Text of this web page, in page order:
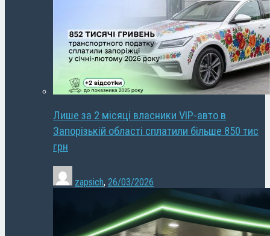
Лише за 2 місяці власники VIP-авто в
Запорізькій області сплатили більше 850 тис
грн
zapsich, 26/03/2026